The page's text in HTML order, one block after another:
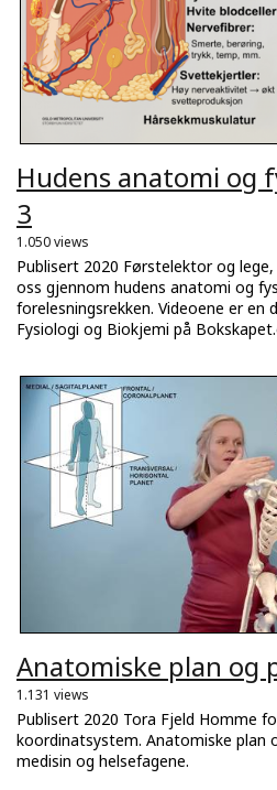
Hudens anatomi og
3
1.050 views
Publisert 2020 Førstelektor og
oss gjennom hudens anatomi og
forelesningsrekken. Videoene er en
Fysiologi og Biokjemi på
Anatomiske plan og
1.131 views
Publisert 2020 Tora Fjeld Homme
koordinatsystem. Anatomiske plan
medisin og helsefagene.